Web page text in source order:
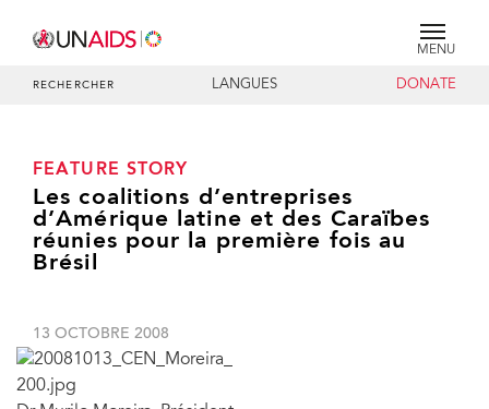
MENU
RECHERCHER LANGUES DONATE
FEATURE STORY
Les coalitions d’entreprises
d’Amérique latine et des Caraïbes
réunies pour la première fois au
Brésil
13 OCTOBRE 2008